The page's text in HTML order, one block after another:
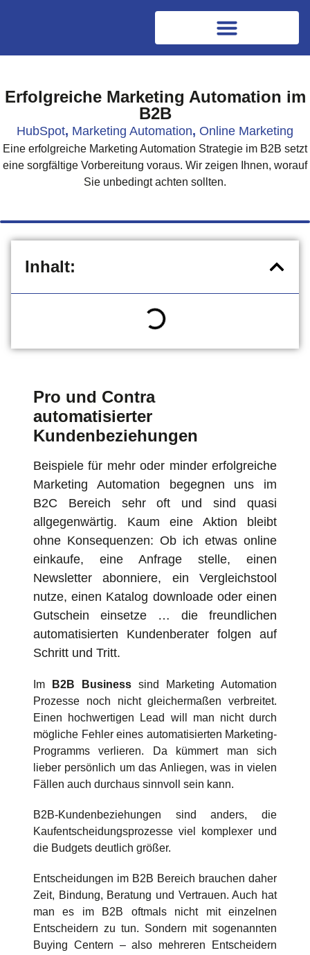
Erfolgreiche Marketing Automation im
B2B
HubSpot, Marketing Automation, Online Marketing
Eine erfolgreiche Marketing Automation Strategie im B2B setzt
eine sorgfältige Vorbereitung voraus. Wir zeigen Ihnen, worauf
Sie unbedingt achten sollten.
Inhalt:
Pro und Contra
automatisierter
Kundenbeziehungen
Beispiele für mehr oder minder erfolgreiche
Marketing Automation begegnen uns im
B2C Bereich sehr oft und sind quasi
allgegenwärtig. Kaum eine Aktion bleibt
ohne Konsequenzen: Ob ich etwas online
einkaufe, eine Anfrage stelle, einen
Newsletter abonniere, ein Vergleichstool
nutze, einen Katalog downloade oder einen
Gutschein einsetze … die freundlichen
automatisierten Kundenberater folgen auf
Schritt und Tritt.
Im B2B Business sind Marketing Automation
Prozesse noch nicht gleichermaßen verbreitet.
Einen hochwertigen Lead will man nicht durch
mögliche Fehler eines automatisierten Marketing-
Programms verlieren. Da kümmert man sich
lieber persönlich um das Anliegen, was in vielen
Fällen auch durchaus sinnvoll sein kann.
B2B-Kundenbeziehungen sind anders, die
Kaufentscheidungsprozesse viel komplexer und
die Budgets deutlich größer.
Entscheidungen im B2B Bereich brauchen daher
Zeit, Bindung, Beratung und Vertrauen. Auch hat
man es im B2B oftmals nicht mit einzelnen
Entscheidern zu tun. Sondern mit sogenannten
Buying Centern – also mehreren Entscheidern